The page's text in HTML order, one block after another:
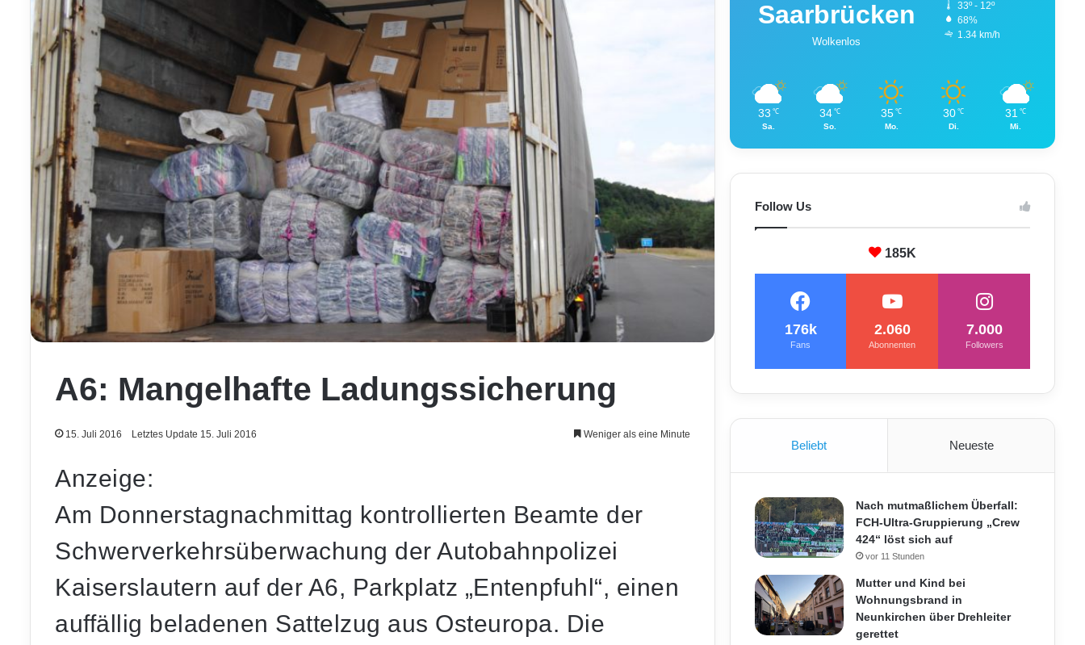
A6: Mangelhafte Ladungssicherung
15. Juli 2016 Letztes Update 15. Juli 2016 Weniger als eine Minute
Anzeige:
Am Donnerstagnachmittag kontrollierten Beamte der
Schwerverkehrsüberwachung der Autobahnpolizei
Kaiserslautern auf der A6, Parkplatz „Entenpfuhl“, einen
auffällig beladenen Sattelzug aus Osteuropa. Die
Saarbrücken
Wolkenlos
33º - 12º
68%
1.34 km/h
33 ℃
Sa.
34 ℃
So.
35 ℃
Mo.
30 ℃
Di.
31 ℃
Mi.
Follow Us
185K
176k
Fans
2.060
Abonnenten
7.000
Followers
Beliebt Neueste
Nach mutmaßlichem Überfall:
FCH-Ultra-Gruppierung „Crew
424“ löst sich auf
vor 11 Stunden
Mutter und Kind bei
Wohnungsbrand in
Neunkirchen über Drehleiter
gerettet